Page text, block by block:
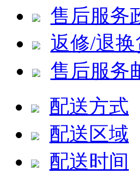
售后服务
返修/退换
售后服务
配送方式
配送区域
配送时间